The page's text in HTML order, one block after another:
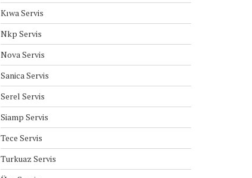
Kıwa Servis
Nkp Servis
Nova Servis
Sanica Servis
Serel Servis
Siamp Servis
Tece Servis
Turkuaz Servis